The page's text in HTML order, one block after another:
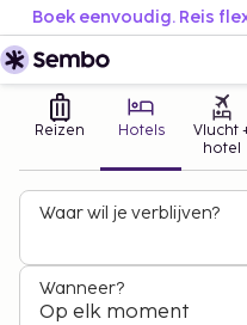
Boek eenvoudig. Reis
Reizen Hotels
Vlucht
hotel
Waar wil je verblijven?
Wanneer?
Op elk moment